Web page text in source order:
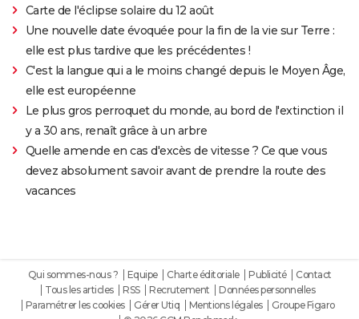
Carte de l'éclipse solaire du 12 août
Une nouvelle date évoquée pour la fin de la vie sur Terre :
elle est plus tardive que les précédentes !
C'est la langue qui a le moins changé depuis le Moyen Âge,
elle est européenne
Le plus gros perroquet du monde, au bord de l'extinction il
y a 30 ans, renaît grâce à un arbre
Quelle amende en cas d'excès de vitesse ? Ce que vous
devez absolument savoir avant de prendre la route des
vacances
Qui sommes-nous ? Equipe Charte éditoriale Publicité
Contact
Tous les articles
RSS Recrutement
Données personnelles
Paramétrer les cookies
Gérer Utiq Mentions légales
Groupe Figaro